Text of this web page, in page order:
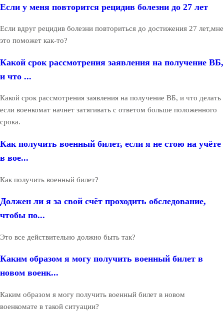
Если у меня повторится рецидив болезни до 27 лет
Если вдруг рецидив болезни повториться до достижения 27 лет,мне
это поможет как-то?
Какой срок рассмотрения заявления на получение ВБ,
и что ...
Какой срок рассмотрения заявления на получение ВБ, и что делать
если военкомат начнет затягивать с ответом больше положенного
срока.
Как получить военный билет, если я не стою на учёте
в вое...
Как получить военный билет?
Должен ли я за свой счёт проходить обследование,
чтобы по...
Это все действительно должно быть так?
Каким образом я могу получить военный билет в
новом военк...
Каким образом я могу получить военный билет в новом
военкомате в такой ситуации?